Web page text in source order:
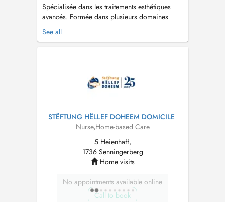
Spécialisée dans les traitements esthétiques
avancés. Formée dans plusieurs domaines
complémentaires tels que la santé capillaire
(trichologie), la cosmétologie, ainsi que les
See all
STËFTUNG HËLLEF DOHEEM DOMICILE
Nurse,Home-based Care
5 Heienhaff,
1736 Senningerberg
Home visits
No appointments available online
Call to book